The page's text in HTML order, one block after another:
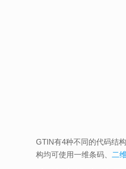
GTIN有4种不同的代码结
构均可使用一维条码、 二